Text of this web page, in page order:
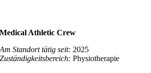
Medical Athletic Crew
Am Standort tätig seit: 2025
Zuständigkeitsbereich:Physiotherapie